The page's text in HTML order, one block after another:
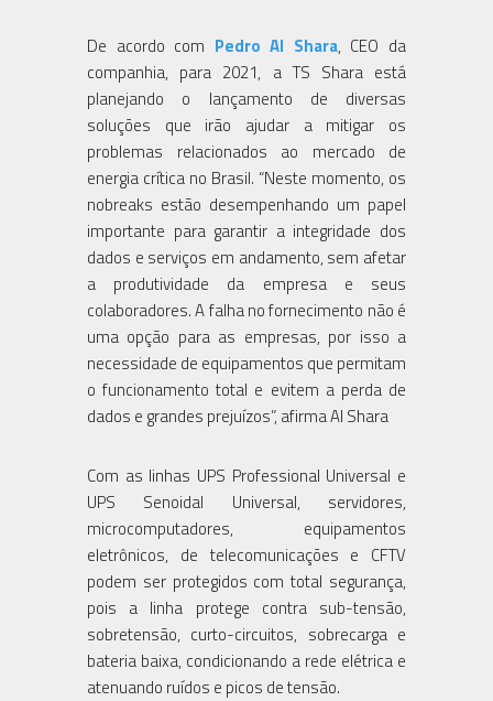
De acordo com Pedro Al Shara, CEO da
companhia, para 2021, a TS Shara está
planejando o lançamento de diversas
soluções que irão ajudar a mitigar os
problemas relacionados ao mercado de
energia crítica no Brasil. “Neste momento, os
nobreaks estão desempenhando um papel
importante para garantir a integridade dos
dados e serviços em andamento, sem afetar
a produtividade da empresa e seus
colaboradores. A falha no fornecimento não é
uma opção para as empresas, por isso a
necessidade de equipamentos que permitam
o funcionamento total e evitem a perda de
dados e grandes prejuízos”, afirma Al Shara
Com as linhas UPS Professional Universal e
UPS Senoidal Universal, servidores,
microcomputadores, equipamentos
eletrônicos, de telecomunicações e CFTV
podem ser protegidos com total segurança,
pois a linha protege contra sub-tensão,
sobretensão, curto-circuitos, sobrecarga e
bateria baixa, condicionando a rede elétrica e
atenuando ruídos e picos de tensão.